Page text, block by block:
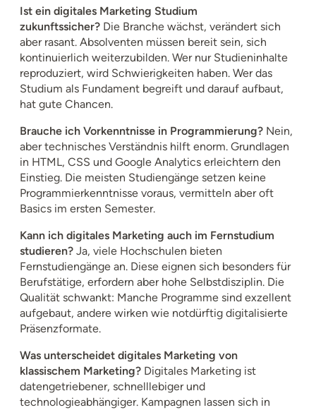
Ist ein digitales Marketing Studium
zukunftssicher? Die Branche wächst, verändert sich
aber rasant. Absolventen müssen bereit sein, sich
kontinuierlich weiterzubilden. Wer nur Studieninhalte
reproduziert, wird Schwierigkeiten haben. Wer das
Studium als Fundament begreift und darauf aufbaut,
hat gute Chancen.
Brauche ich Vorkenntnisse in Programmierung? Nein,
aber technisches Verständnis hilft enorm. Grundlagen
in HTML, CSS und Google Analytics erleichtern den
Einstieg. Die meisten Studiengänge setzen keine
Programmierkenntnisse voraus, vermitteln aber oft
Basics im ersten Semester.
Kann ich digitales Marketing auch im Fernstudium
studieren? Ja, viele Hochschulen bieten
Fernstudiengänge an. Diese eignen sich besonders für
Berufstätige, erfordern aber hohe Selbstdisziplin. Die
Qualität schwankt: Manche Programme sind exzellent
aufgebaut, andere wirken wie notdürftig digitalisierte
Präsenzformate.
Was unterscheidet digitales Marketing von
klassischem Marketing? Digitales Marketing ist
datengetriebener, schnelllebiger und
technologieabhängiger. Kampagnen lassen sich in